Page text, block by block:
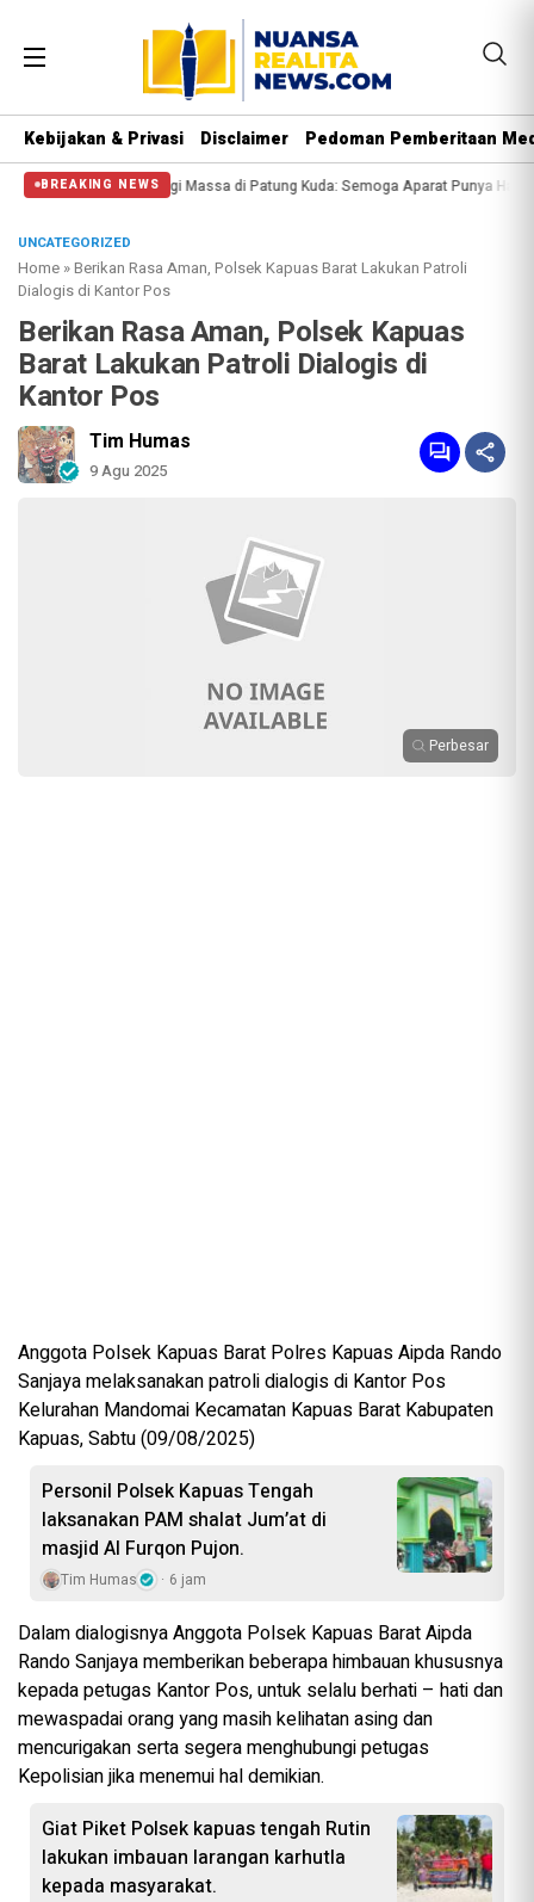
Kebijakan & Privasi Disclaimer Pedoman Pemberitaan
BREAKING NEWS
di Patung Kuda: Semoga Aparat Punya Hati Nurani Massa Reuni 212
UNCATEGORIZED
Home »Berikan Rasa Aman, Polsek Kapuas Barat Lakukan Patroli
Dialogis di Kantor Pos
Berikan Rasa Aman, Polsek Kapuas
Barat Lakukan Patroli Dialogis di
Kantor Pos
Tim Humas
9 Agu 2025
Perbesar
Anggota Polsek Kapuas Barat Polres Kapuas Aipda Rando
Sanjaya melaksanakan patroli dialogis di Kantor Pos
Kelurahan Mandomai Kecamatan Kapuas Barat Kabupaten
Kapuas, Sabtu (09/08/2025)
Personil Polsek Kapuas Tengah
laksanakan PAM shalat Jum’at di
masjid Al Furqon Pujon.
Tim Humas 6 jam
Dalam dialogisnya Anggota Polsek Kapuas Barat Aipda
Rando Sanjaya memberikan beberapa himbauan khususnya
kepada petugas Kantor Pos, untuk selalu berhati – hati dan
mewaspadai orang yang masih kelihatan asing dan
mencurigakan serta segera menghubungi petugas
Kepolisian jika menemui hal demikian.
Giat Piket Polsek kapuas tengah Rutin
lakukan imbauan larangan karhutla
kepada masyarakat.